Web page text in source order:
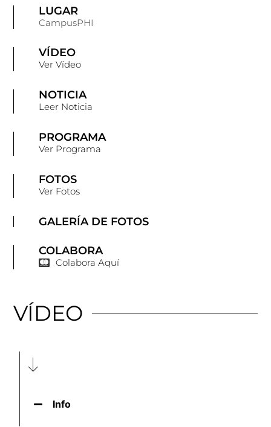
LUGAR
CampusPHI
VÍDEO
Ver Vídeo
NOTICIA
Leer Noticia
PROGRAMA
Ver Programa
FOTOS
Ver Fotos
GALERÍA DE FOTOS
COLABORA
Colabora Aquí
VÍDEO
Info